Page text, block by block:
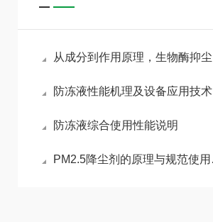
从成分到作用原理，生物酶抑尘剂（结壳型）有哪些“硬核”能力？
防冻液性能机理及设备应用技术分析
防冻液综合使用性能说明
PM2.5降尘剂的原理与规范使用指南